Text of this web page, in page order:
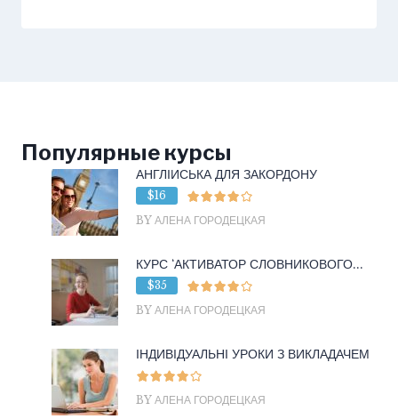
Популярные курсы
АНГЛІЙСЬКА ДЛЯ ЗАКОРДОНУ
$16
BY АЛЕНА ГОРОДЕЦКАЯ
КУРС ‘АКТИВАТОР СЛОВНИКОВОГО...
$35
BY АЛЕНА ГОРОДЕЦКАЯ
ІНДИВІДУАЛЬНІ УРОКИ З ВИКЛАДАЧЕМ
BY АЛЕНА ГОРОДЕЦКАЯ